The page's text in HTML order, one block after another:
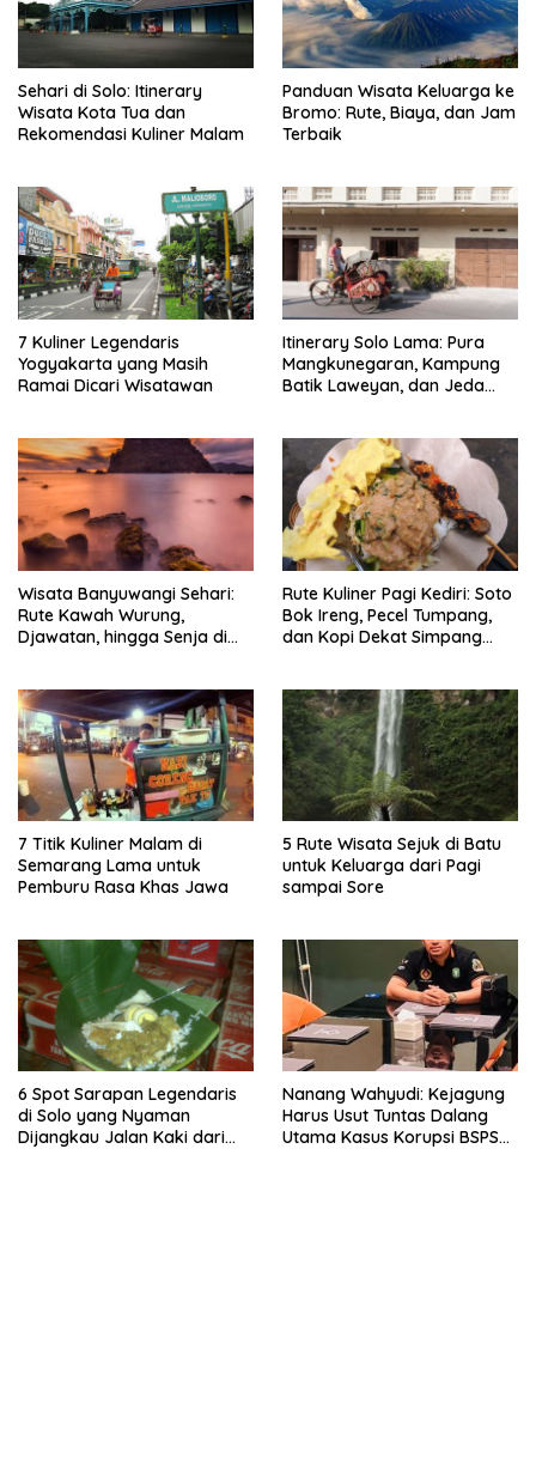
Sehari di Solo: Itinerary
Wisata Kota Tua dan
Rekomendasi Kuliner Malam
Panduan Wisata Keluarga ke
Bromo: Rute, Biaya, dan Jam
Terbaik
7 Kuliner Legendaris
Yogyakarta yang Masih
Ramai Dicari Wisatawan
Itinerary Solo Lama: Pura
Mangkunegaran, Kampung
Batik Laweyan, dan Jeda
Wisata Banyuwangi Sehari:
Rute Kawah Wurung,
Djawatan, hingga Senja di
Rute Kuliner Pagi Kediri: Soto
Bok Ireng, Pecel Tumpang,
dan Kopi Dekat Simpang
7 Titik Kuliner Malam di
Semarang Lama untuk
Pemburu Rasa Khas Jawa
5 Rute Wisata Sejuk di Batu
untuk Keluarga dari Pagi
sampai Sore
6 Spot Sarapan Legendaris
di Solo yang Nyaman
Dijangkau Jalan Kaki dari
Nanang Wahyudi: Kejagung
Harus Usut Tuntas Dalang
Utama Kasus Korupsi BSPS